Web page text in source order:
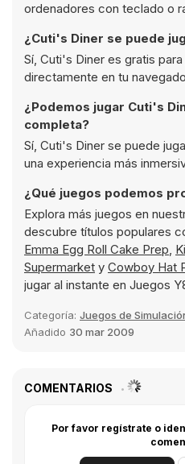
ordenadores con teclado o
¿Cuti's Diner se puede
Sí, Cuti's Diner es gratis
directamente en tu
¿Podemos jugar Cuti's
completa?
Sí, Cuti's Diner se puede
una experiencia más
¿Qué juegos podemos
Explora más juegos en
descubre títulos populares
Emma Egg Roll Cake Prep,
Supermarket y Cowboy Hat
jugar al instante en Juegos
Categoría: Juegos de
Añadido 30 mar 2009
COMENTARIOS
Por favor regístrate o